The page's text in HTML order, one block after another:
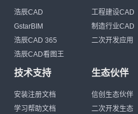
浩辰CAD
GstarBIM
浩辰CAD 365
浩辰CAD看图王
工程建设CAD
制造行业CAD
二次开发应用
技术支持
安装注册文档
学习帮助文档
生态伙伴
信创生态伙伴
二次开发生态